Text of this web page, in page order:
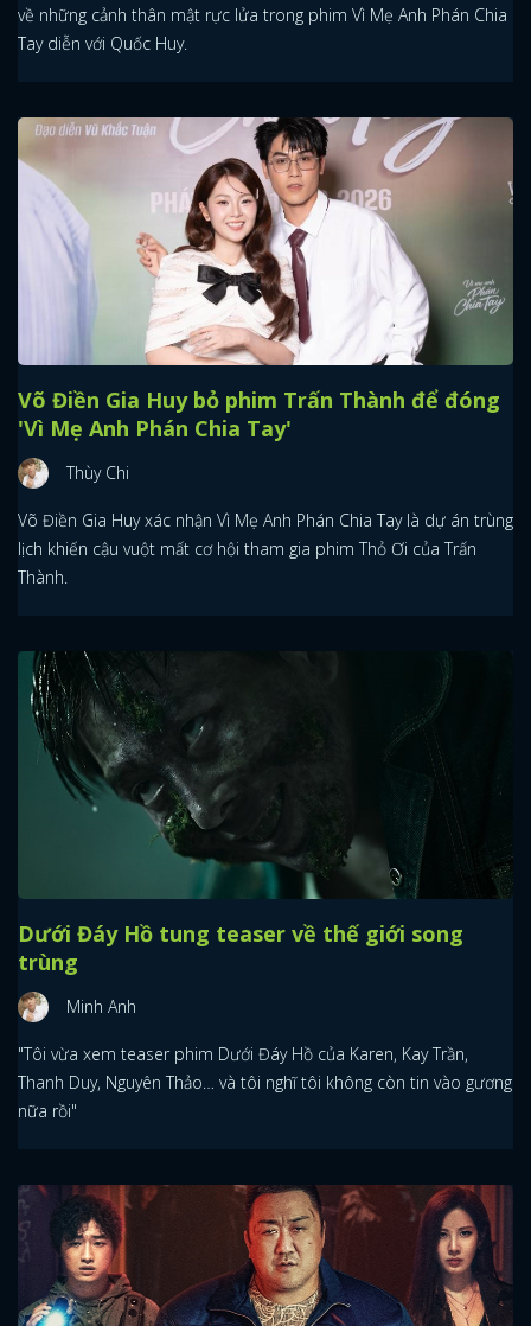
về những cảnh thân mật rực lửa trong phim Vì Mẹ Anh Phán Chia
Tay diễn với Quốc Huy.
Võ Điền Gia Huy bỏ phim Trấn Thành để đóng
'Vì Mẹ Anh Phán Chia Tay'
Thùy Chi
Võ Điền Gia Huy xác nhận Vì Mẹ Anh Phán Chia Tay là dự án trùng
lịch khiến cậu vuột mất cơ hội tham gia phim Thỏ Ơi của Trấn
Thành.
Dưới Đáy Hồ tung teaser về thế giới song
trùng
Minh Anh
"Tôi vừa xem teaser phim Dưới Đáy Hồ của Karen, Kay Trần,
Thanh Duy, Nguyên Thảo… và tôi nghĩ tôi không còn tin vào gương
nữa rồi"